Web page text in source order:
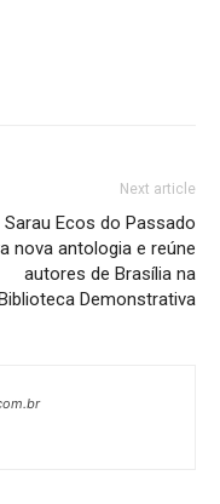
Next article
Sarau Ecos do Passado
nova antologia e reúne
autores de Brasília na
Demonstrativa